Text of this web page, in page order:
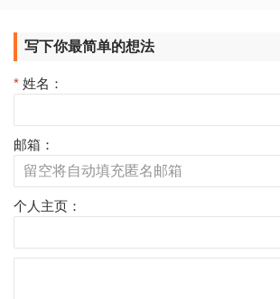
分
页
写下你最简单的想法
* 姓名：
邮箱：
个人主页：